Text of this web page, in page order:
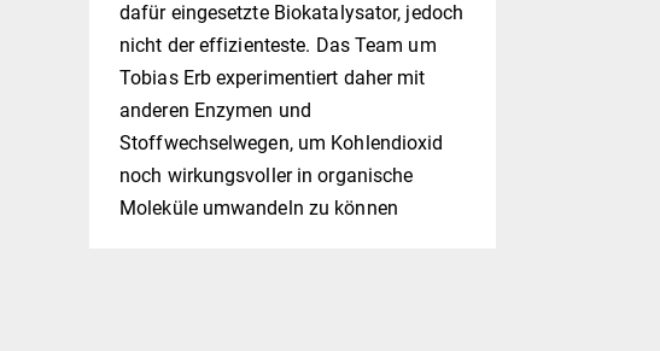
dafür eingesetzte Biokatalysator, jedoch
nicht der effizienteste. Das Team um
Tobias Erb experimentie­rt daher mit
anderen Enzymen und
Stoffwechselwegen, um Kohlendioxid
noch wirkungs­voller in organische
Moleküle umwandeln zu können